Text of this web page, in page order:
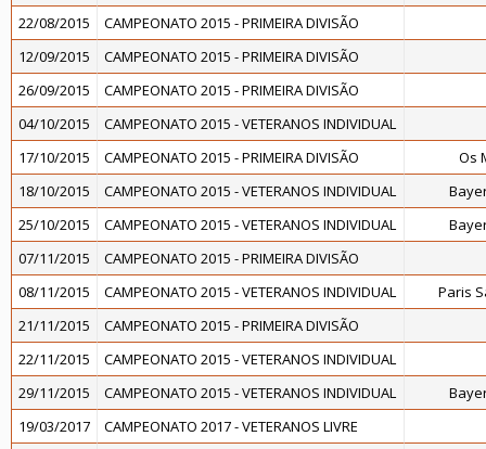
22/08/2015
CAMPEONATO 2015 - PRIMEIRA DIVISÃO
12/09/2015
CAMPEONATO 2015 - PRIMEIRA DIVISÃO
26/09/2015
CAMPEONATO 2015 - PRIMEIRA DIVISÃO
04/10/2015
CAMPEONATO 2015 - VETERANOS INDIVIDUAL
17/10/2015
CAMPEONATO 2015 - PRIMEIRA DIVISÃO
Os
18/10/2015
CAMPEONATO 2015 - VETERANOS INDIVIDUAL
25/10/2015
CAMPEONATO 2015 - VETERANOS INDIVIDUAL
07/11/2015
CAMPEONATO 2015 - PRIMEIRA DIVISÃO
08/11/2015
CAMPEONATO 2015 - VETERANOS INDIVIDUAL
Paris
21/11/2015
CAMPEONATO 2015 - PRIMEIRA DIVISÃO
22/11/2015
CAMPEONATO 2015 - VETERANOS INDIVIDUAL
29/11/2015
CAMPEONATO 2015 - VETERANOS INDIVIDUAL
19/03/2017
CAMPEONATO 2017 - VETERANOS LIVRE